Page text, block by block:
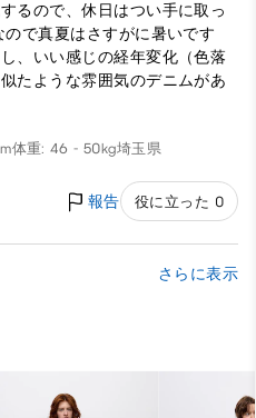
るので、休日はつい手に取っ
で真夏はさすがに暑いです
、いい感じの経年変化（色落
たような雰囲気のデニムがあ
体重: 46 - 50kg埼玉県
報告 役に立った 0
さらに表示